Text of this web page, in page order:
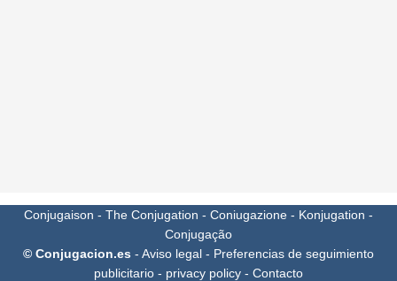
Conjugaison - The Conjugation - Coniugazione - Konjugation -
Conjugação
© Conjugacion.es - Aviso legal - Preferencias de seguimiento
publicitario - privacy policy - Contacto